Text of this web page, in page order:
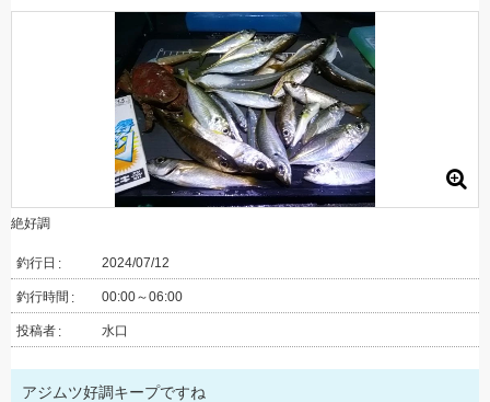
絶好調
釣行日 2024/07/12
釣行時間 00:00～06:00
投稿者 水口
アジムツ好調キープですね